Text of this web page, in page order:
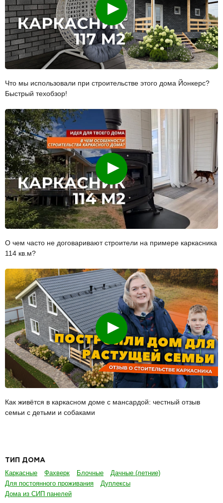
Смотреть
Что мы использовали при строительстве этого дома Йонкерс?
Быстрый техобзор!
Смотреть
О чем часто не договаривают строители на примере каркасника
114 кв.м?
Смотреть
Как живётся в каркасном доме с мансардой: честный отзыв
семьи с детьми и собаками
ТИП ДОМА
Каркасные Фахверк Блочные
Дачные (летние)
Для постоянного проживания
Дуплексы
Дома из СИП панелей